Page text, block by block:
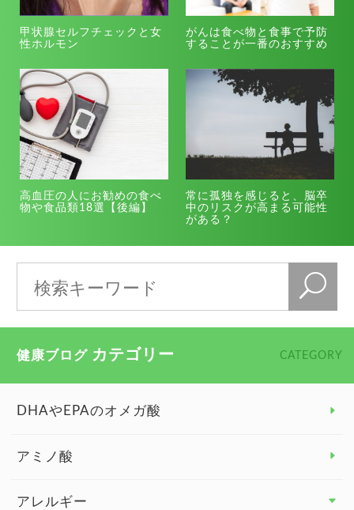
甲状腺セルフチェックと女
性ホルモン
がんは食べ物と食事で予防
することが一番のおすすめ
高血圧の人にお勧めの食べ
物や食品類18選【後編】
常に孤独を感じると、脳卒
中のリスクが高まる可能性
がある？
健康ブログ カテゴリー CATEGORY
DHAやEPAのオメガ酸
アミノ酸
アレルギー